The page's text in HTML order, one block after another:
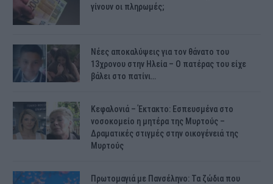
γίνουν οι πληρωμές;
Νέες αποκαλύψεις για τον θάνατο του
13χρονου στην Ηλεία – Ο πατέρας του είχε
βάλει στο πατίνι…
Κεφαλονιά – Έκτακτο: Εσπευσμένα στο
νοσοκομείο η μητέρα της Μυρτούς –
Δραματικές στιγμές στην οικογένειά της
Μυρτούς
Πρωτομαγιά με Πανσέληνο: Τα ζώδια που